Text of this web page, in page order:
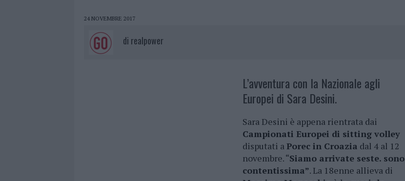
24 NOVEMBRE 2017
di realpower
L’avventura con la Nazionale agli
Europei di Sara Desini.
Sara Desini è appena rientrata dai
Campionati Europei di sitting volley
disputati aPorec in Croazia dal 4 al 12
novembre. “Siamo arrivate seste. sono
contentissima”. La 18enne allieva di